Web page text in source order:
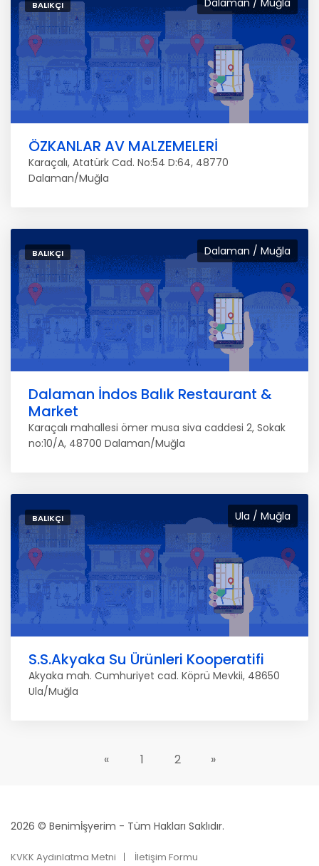
Dalaman / Muğla
BALIKÇI
ÖZKANLAR AV MALZEMELERİ
Karaçalı, Atatürk Cad. No:54 D:64, 48770
Dalaman/Muğla
Dalaman / Muğla
BALIKÇI
Dalaman İndos Balık Restaurant &
Market
Karaçalı mahallesi ömer musa siva caddesi 2, Sokak
no:10/A, 48700 Dalaman/Muğla
Ula / Muğla
BALIKÇI
S.S.Akyaka Su Ürünleri Kooperatifi
Akyaka mah. Cumhuriyet cad. Köprü Mevkii, 48650
Ula/Muğla
« 1 2 »
2026 © Benimİşyerim - Tüm Hakları Saklıdır.
KVKK Aydınlatma Metni İletişim Formu